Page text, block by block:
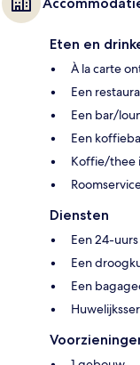
Eten en
À la carte
Een
Een bar/
Een
Koffie/thee
Diensten
Een 24-
Een
Een